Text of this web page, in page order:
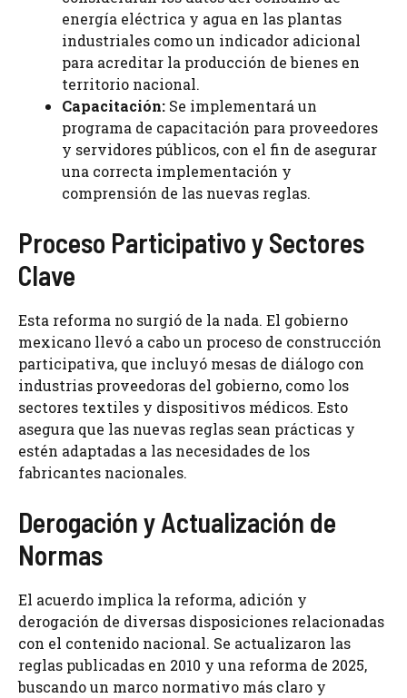
energía eléctrica y agua en las plantas
industriales como un indicador adicional
para acreditar la producción de bienes en
territorio nacional.
Capacitación: Se implementará un
programa de capacitación para proveedores
y servidores públicos, con el fin de asegurar
una correcta implementación y
comprensión de las nuevas reglas.
Proceso Participativo y Sectores
Clave
Esta reforma no surgió de la nada. El gobierno
mexicano llevó a cabo un proceso de construcción
participativa, que incluyó mesas de diálogo con
industrias proveedoras del gobierno, como los
sectores textiles y dispositivos médicos. Esto
asegura que las nuevas reglas sean prácticas y
estén adaptadas a las necesidades de los
fabricantes nacionales.
Derogación y Actualización de
Normas
El acuerdo implica la reforma, adición y
derogación de diversas disposiciones relacionadas
con el contenido nacional. Se actualizaron las
reglas publicadas en 2010 y una reforma de 2025,
buscando un marco normativo más claro y